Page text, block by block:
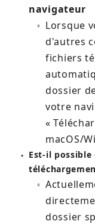
navigateur
○
Lorsque
d'autres
fichiers
dossier
votre
«
macOS/
●
Est-il
○
dossier